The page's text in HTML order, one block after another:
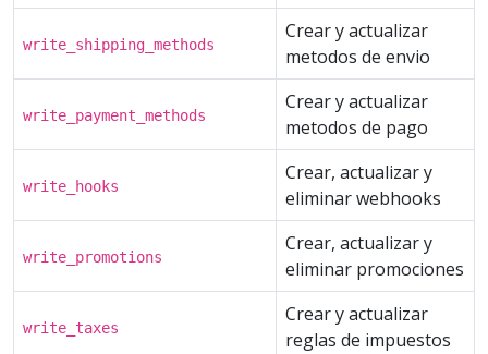
write_shipping_methods
Crear y actualizar
metodos de envio
write_payment_methods
Crear y actualizar
metodos de pago
write_hooks
Crear, actualizar y
eliminar webhooks
write_promotions
Crear, actualizar y
eliminar promociones
write_taxes
Crear y actualizar
reglas de impuestos